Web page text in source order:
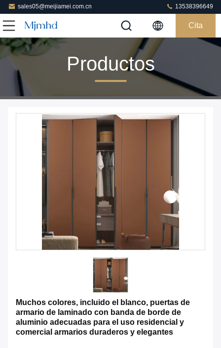
sales05@meijiamei.com.cn 13538396649
Cita
Productos
Muchos colores, incluido el blanco, puertas de
armario de laminado con banda de borde de
aluminio adecuadas para el uso residencial y
comercial armarios duraderos y elegantes